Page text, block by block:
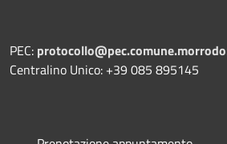
PEC:
Centralino Unico: +39 085 895145